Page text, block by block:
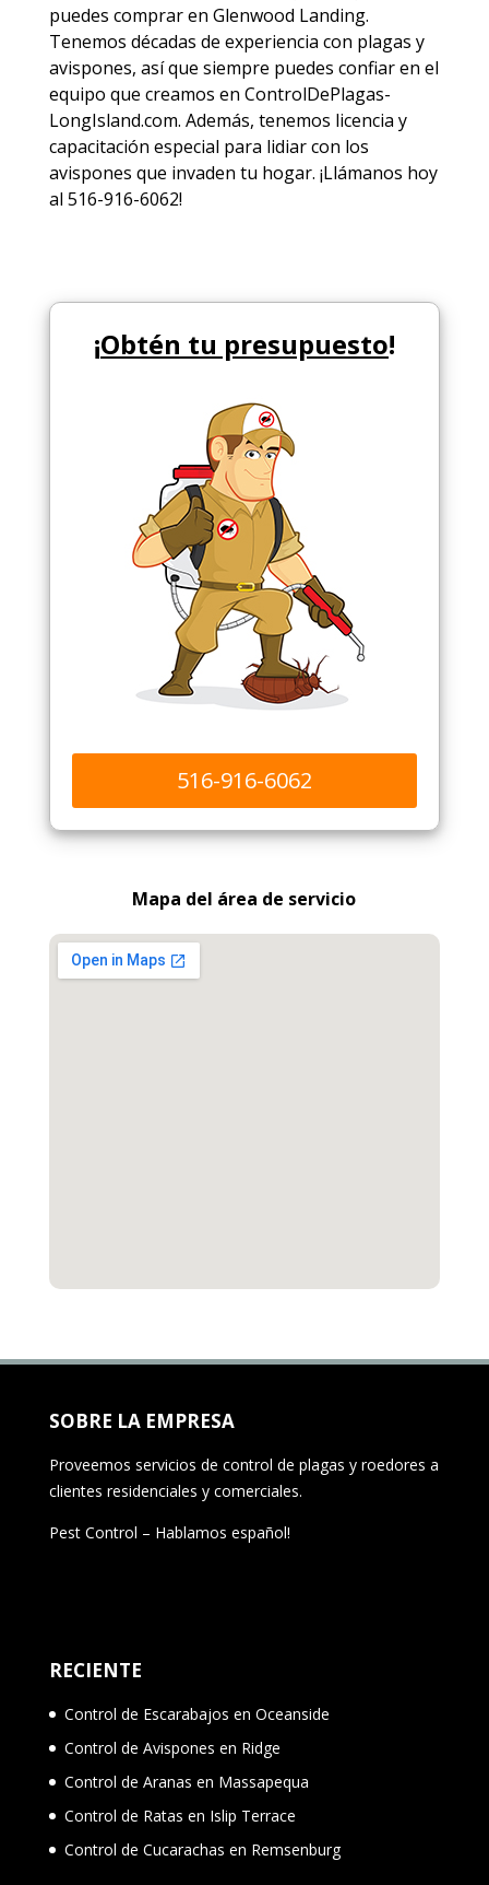
puedes comprar en Glenwood Landing.
Tenemos décadas de experiencia con plagas y
avispones, así que siempre puedes confiar en el
equipo que creamos en ControlDePlagas-
LongIsland.com. Además, tenemos licencia y
capacitación especial para lidiar con los
avispones que invaden tu hogar. ¡Llámanos hoy
al 516-916-6062!
¡Obtén tu presupuesto!
516-916-6062
Mapa del área de servicio
SOBRE LA EMPRESA
Proveemos servicios de control de plagas y roedores a
clientes residenciales y comerciales.
Pest Control – Hablamos español!
RECIENTE
Control de Escarabajos en Oceanside
Control de Avispones en Ridge
Control de Aranas en Massapequa
Control de Ratas en Islip Terrace
Control de Cucarachas en Remsenburg